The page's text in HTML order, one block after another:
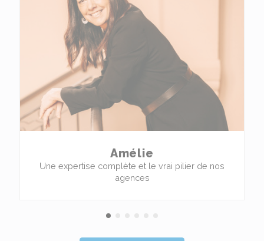
Amélie
Une expertise complète et le vrai pilier de nos
agences